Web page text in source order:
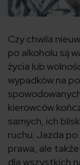
Czy chwila
po alkoholu są
życia lub
wypadków na
kierowców
samych, ich
ruchu. Jazda po
prawa, ale
dla wszystkich